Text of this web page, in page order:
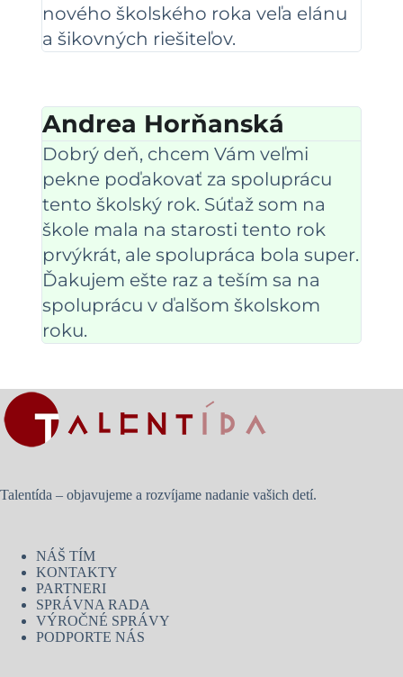
nového školského roka veľa elánu
a šikovných riešiteľov.
Andrea Horňanská
Dobrý deň, chcem Vám veľmi
pekne poďakovať za spoluprácu
tento školský rok. Súťaž som na
škole mala na starosti tento rok
prvýkrát, ale spolupráca bola super.
Ďakujem ešte raz a teším sa na
spoluprácu v ďalšom školskom
roku.
Talentída – objavujeme a rozvíjame nadanie vašich detí.
NÁŠ TÍM
KONTAKTY
PARTNERI
SPRÁVNA RADA
VÝROČNÉ SPRÁVY
PODPORTE NÁS